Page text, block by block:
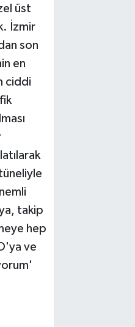
üst
İzmir
son
en
ciddi
takip
hep
ve